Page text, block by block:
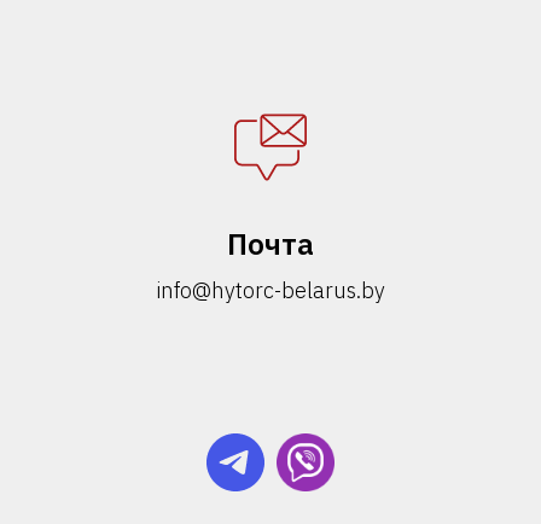
Почта
info@hytorc-belarus.by